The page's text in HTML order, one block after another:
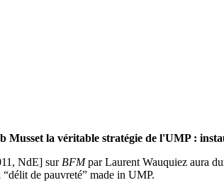
Musset la véritable stratégie de l'UMP :
NdE] sur BFMpar Laurent Wauquiez aura
de pauvreté” made in UMP.